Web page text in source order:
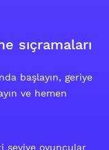
sıçramaları
başlayın, geriye
ve hemen
seviye oyuncular